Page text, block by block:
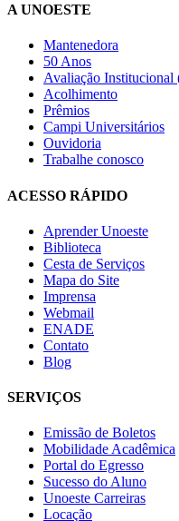
A UNOESTE
Mantenedora
50 Anos
Avaliação Institucional
Acolhimento
Prêmios
Campi Universitários
Ouvidoria
Trabalhe conosco
ACESSO RÁPIDO
Aprender Unoeste
Biblioteca
Cesta de Serviços
Mapa do Site
Imprensa
Webmail
ENADE
Contato
Blog
SERVIÇOS
Emissão de Boletos
Mobilidade Acadêmica
Portal do Egresso
Sucesso do Aluno
Unoeste Carreiras
Locação